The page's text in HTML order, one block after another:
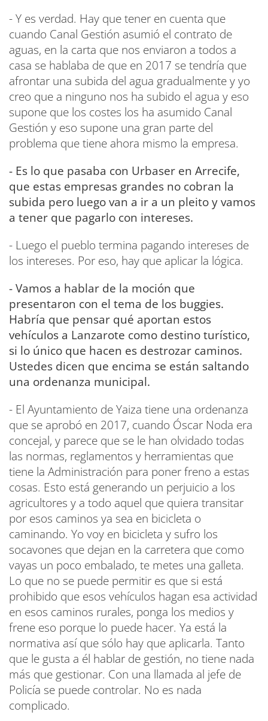
- Y es verdad. Hay que tener en cuenta que
cuando Canal Gestión asumió el contrato de
aguas, en la carta que nos enviaron a todos a
casa se hablaba de que en 2017 se tendría que
afrontar una subida del agua gradualmente y yo
creo que a ninguno nos ha subido el agua y eso
supone que los costes los ha asumido Canal
Gestión y eso supone una gran parte del
problema que tiene ahora mismo la empresa.
- Es lo que pasaba con Urbaser en Arrecife,
que estas empresas grandes no cobran la
subida pero luego van a ir a un pleito y vamos
a tener que pagarlo con intereses.
- Luego el pueblo termina pagando intereses de
los intereses. Por eso, hay que aplicar la lógica.
- Vamos a hablar de la moción que
presentaron con el tema de los buggies.
Habría que pensar qué aportan estos
vehículos a Lanzarote como destino turístico,
si lo único que hacen es destrozar caminos.
Ustedes dicen que encima se están saltando
una ordenanza municipal.
- El Ayuntamiento de Yaiza tiene una ordenanza
que se aprobó en 2017, cuando Óscar Noda era
concejal, y parece que se le han olvidado todas
las normas, reglamentos y herramientas que
tiene la Administración para poner freno a estas
cosas. Esto está generando un perjuicio a los
agricultores y a todo aquel que quiera transitar
por esos caminos ya sea en bicicleta o
caminando. Yo voy en bicicleta y sufro los
socavones que dejan en la carretera que como
vayas un poco embalado, te metes una galleta.
Lo que no se puede permitir es que si está
prohibido que esos vehículos hagan esa actividad
en esos caminos rurales, ponga los medios y
frene eso porque lo puede hacer. Ya está la
normativa así que sólo hay que aplicarla. Tanto
que le gusta a él hablar de gestión, no tiene nada
más que gestionar. Con una llamada al jefe de
Policía se puede controlar. No es nada
complicado.